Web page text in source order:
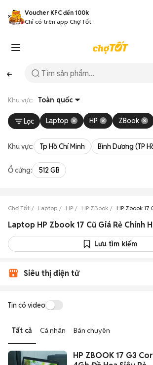
Voucher KFC đến 100k
Chỉ có trên app Chợ Tốt
Khu vực: Toàn quốc
Lọc Laptop HP ZBook
Khu vực: Tp Hồ Chí Minh Bình Dương (TP
Ổ cứng: 512 GB
Chợ Tốt Laptop HP HP ZBook HP Zbook 17
Laptop HP Zbook 17 Cũ Giá Rẻ Chính
Lưu tìm kiếm
Siêu thị điện tử
Tin có video
Tất cả Cá nhân Bán chuyên
HP ZBOOK 17 G3